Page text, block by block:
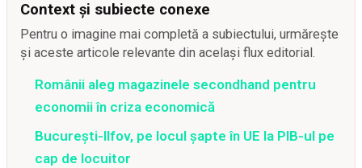
Context și subiecte conexe
Pentru o imagine mai completă a subiectului, urmărește
și aceste articole relevante din același flux editorial.
Românii aleg magazinele secondhand pentru
economii în criza economică
București-Ilfov, pe locul șapte în UE la PIB-ul pe
cap de locuitor